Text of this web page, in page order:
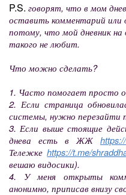
P.S. говорят, что в мом
оставить комментарий
потому, что мой дневник
такого не любит.
Что можно сделать?
1. Часто помогает просто
2. Если страница
системы, нужно перезайти
3. Если выше стоящие
днева есть в ЖЖ
Тележкеhttps://t.me/
вешаю видосики).
4. У меня открыты
анонимно, приписав внизу